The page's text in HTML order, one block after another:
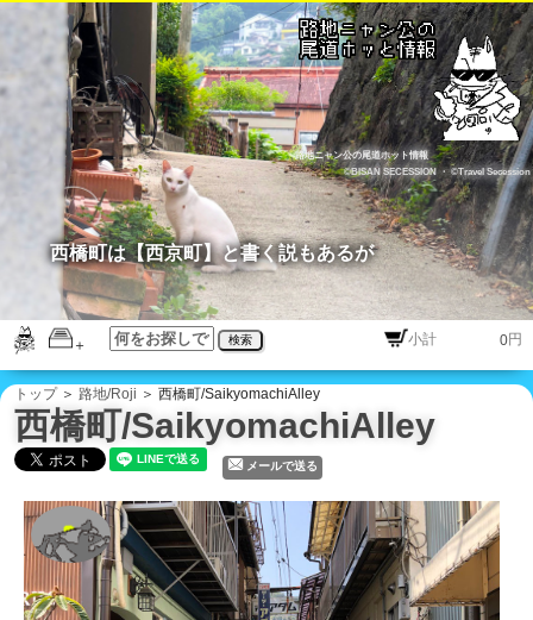
路地ニャン公の尾道ホット情報
©BISAN SECESSION
・©Travel Secession
検索 円
西橋町は【西京町】と書く説もあるが
トップ＞ 路地/Roji ＞ 西橋町/SaikyomachiAlley
西橋町/SaikyomachiAlley
メールで送る